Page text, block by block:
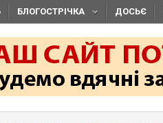
БЛОГОСТРІЧКА ДОСЬЄ